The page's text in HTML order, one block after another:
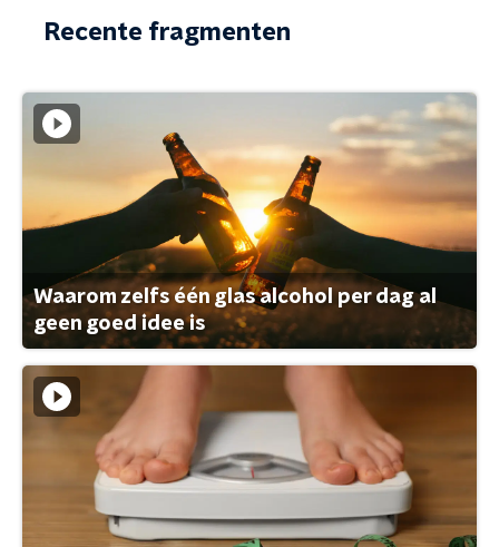
Recente fragmenten
Waarom zelfs één glas alcohol per dag al
geen goed idee is